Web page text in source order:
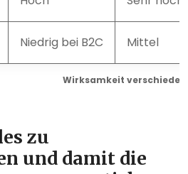
Wirksamkeit
Niedrig bei B2C Mittel
zu
und damit die